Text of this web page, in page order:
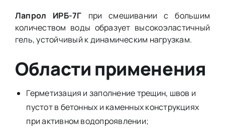
Лапрол ИРБ-7Г при смешивании с большим
количеством воды образует высокоэластичный
гель, устойчивый к динамическим нагрузкам.
Области применения
Герметизация и заполнение трещин, швов и
пустот в бетонных и каменных конструкциях
при активном водопроявлении;